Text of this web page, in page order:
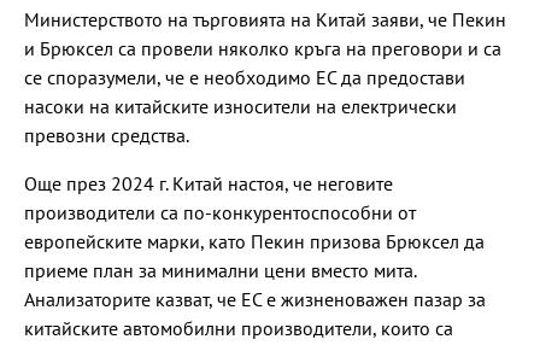
Министерството на търговията на Китай заяви, че Пекин
и Брюксел са провели няколко кръга на преговори и са
се споразумели, че е необходимо ЕС да предостави
насоки на китайските износители на електрически
превозни средства.
Още през 2024 г. Китай настоя, че неговите
производители са по-конкурентоспособни от
европейските марки, като Пекин призова Брюксел да
приеме план за минимални цени вместо мита.
Анализаторите казват, че ЕС е жизненоважен пазар за
китайските автомобилни производители, които са